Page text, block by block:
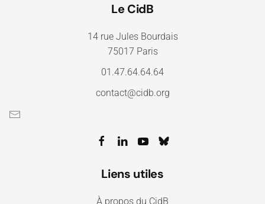
Le CidB
14 rue Jules Bourdais
75017 Paris
01.47.64.64.64
contact@cidb.org
Liens utiles
À propos du CidB